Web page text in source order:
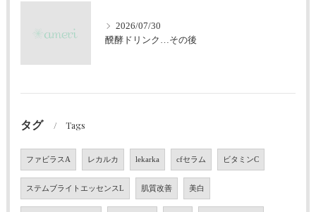
2026/07/30
醗酵ドリンク…その後
タグ Tags
ファビラスA レカルカ lekarka cfセラム ビタミンC
ステムブライトエッセンスL 肌質改善 美白